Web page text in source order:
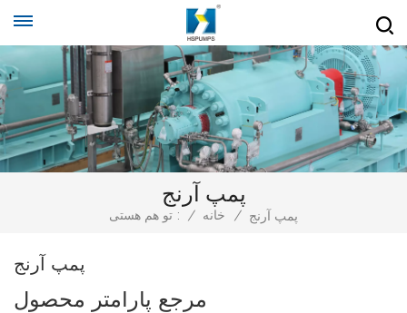
پمپ آرنج
تو هم هستی : / خانه / پمپ آرنج
پمپ آرنج
مرجع پارامتر محصول